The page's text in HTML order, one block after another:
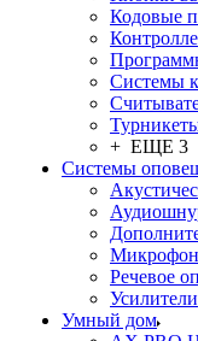
Кодовые
Системы
+ ЕЩЕ 3
Системы
Речевое
Усилители
Умный дом